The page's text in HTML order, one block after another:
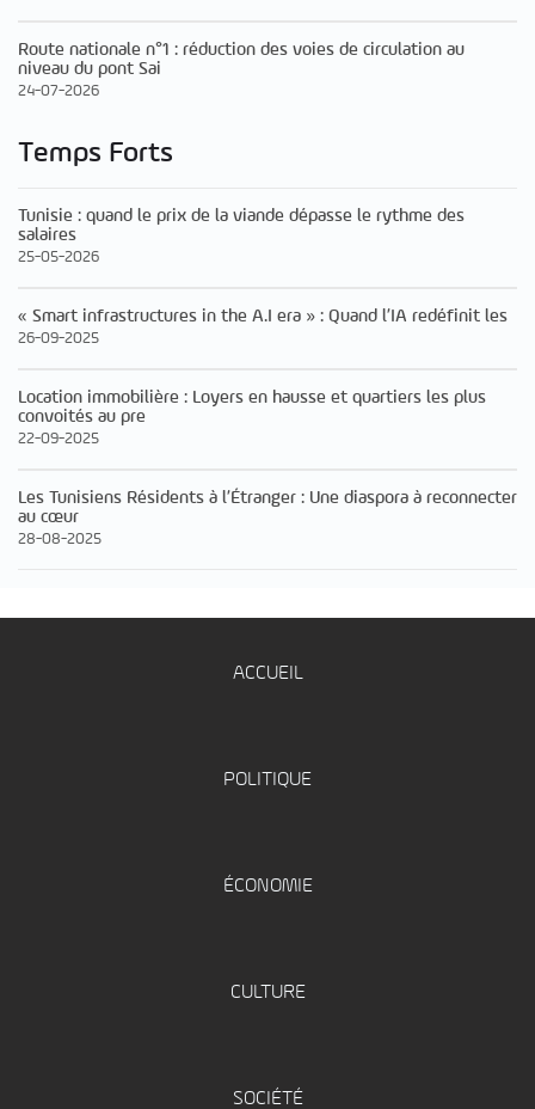
Route nationale n°1 : réduction des voies de circulation au
niveau du pont Sai
24-07-2026
Temps Forts
Tunisie : quand le prix de la viande dépasse le rythme des
salaires
25-05-2026
« Smart infrastructures in the A.I era » : Quand l’IA redéfinit les
26-09-2025
Location immobilière : Loyers en hausse et quartiers les plus
convoités au pre
22-09-2025
Les Tunisiens Résidents à l’Étranger : Une diaspora à reconnecter
au cœur
28-08-2025
ACCUEIL
POLITIQUE
ÉCONOMIE
CULTURE
SOCIÉTÉ